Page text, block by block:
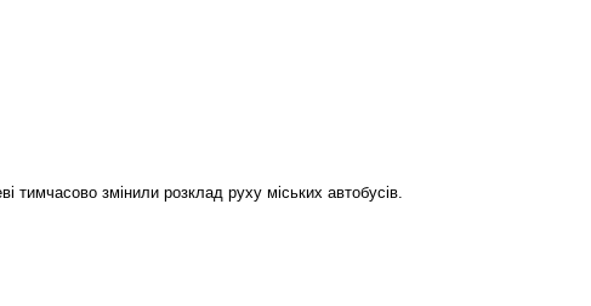
тимчасово змінили розклад руху міських автобусів.